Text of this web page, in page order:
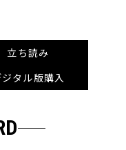
立ち読み
ジタル版購入